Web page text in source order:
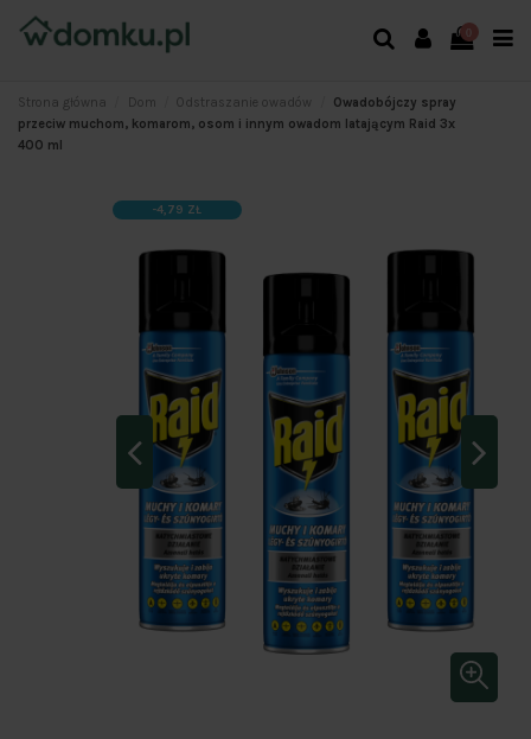
Strona główna Dom Odstraszanie owadów
Owadobójczy spray
przeciw muchom, komarom, osom i innym owadom latającym Raid 3x
400 ml
-4,79 ZŁ